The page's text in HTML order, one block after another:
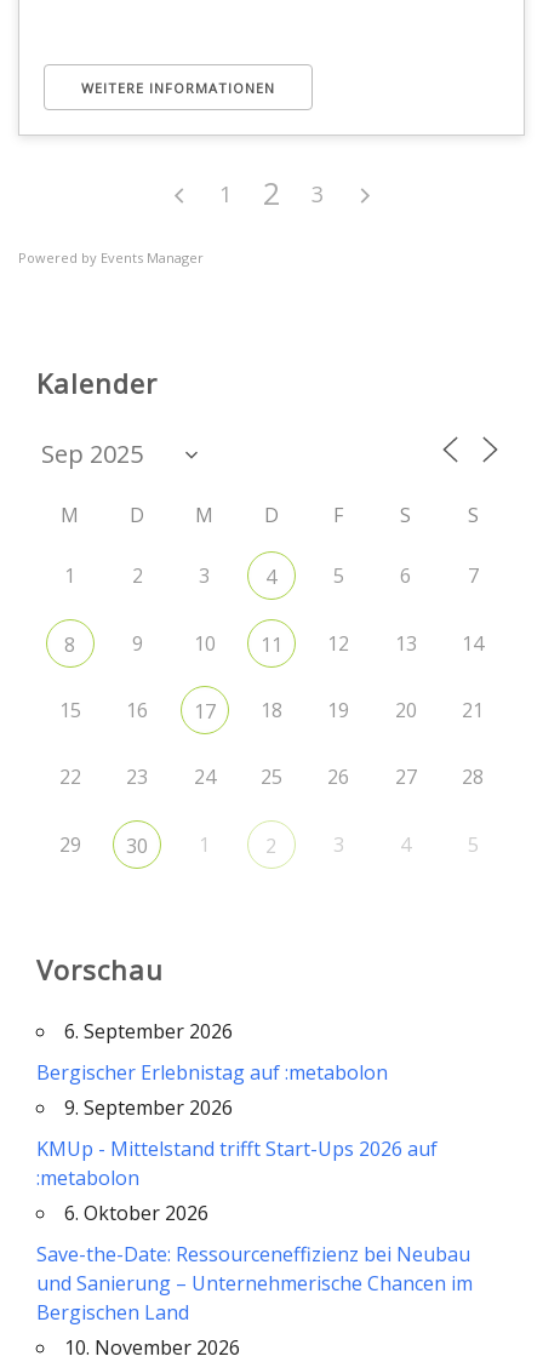
WEITERE INFORMATIONEN
1 2 3
Powered by Events Manager
Kalender
M D M D F S S
1 2 3 4 5 6 7
8 9 10 11 12 13 14
15 16 17 18 19 20 21
22 23 24 25 26 27 28
29 30 1 2 3 4 5
Vorschau
6. September 2026
Bergischer Erlebnistag auf :metabolon
9. September 2026
KMUp - Mittelstand trifft Start-Ups 2026 auf
:metabolon
6. Oktober 2026
Save-the-Date: Ressourceneffizienz bei Neubau
und Sanierung – Unternehmerische Chancen im
Bergischen Land
10. November 2026